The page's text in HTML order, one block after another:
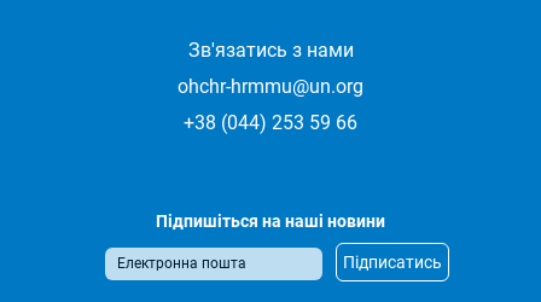
Зв'язатись з нами
ohchr-hrmmu@un.org
+38 (044) 253 59 66
Підпишіться на наші новини